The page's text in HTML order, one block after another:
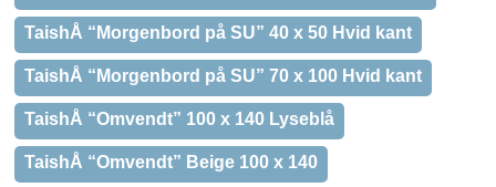
TaishÅ “Morgenbord på SU” 40 x 50 Hvid kant
TaishÅ “Morgenbord på SU” 70 x 100 Hvid kant
TaishÅ “Omvendt” 100 x 140 Lyseblå
TaishÅ “Omvendt” Beige 100 x 140